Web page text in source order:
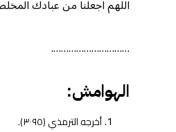
اللهم اجعلنا من عبادك
………………………….
الهوامش:
أخرجه الترمذي (٣٠٩٥).